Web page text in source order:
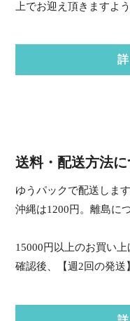
上でお迎え頂きますよ
送料・配送方法
ゆうパックで配送しま
沖縄は1200円。離島に
15000円以上のお買い
確認後、【週2回の発送